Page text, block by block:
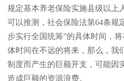
规定基本养老保险实施县级以上
可以推测，社会保险法第64条规
步实行全国统筹”的具体时间，
体时间在不远的将来，那么，我
制度而产生的巨额开支，可能因
造成巨额的资源浪费。